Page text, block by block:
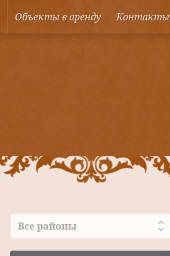
Объекты в аренду Контакты
Все районы